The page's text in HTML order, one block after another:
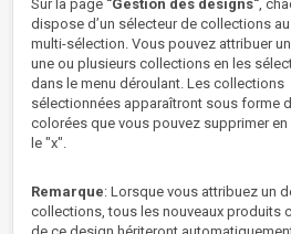
Sur la page "Gestion des designs" ,
dispose d’un sélecteur de collections
multi-sélection. Vous pouvez attribuer
une ou plusieurs collections en les
dans le menu déroulant. Les collections
sélectionnées apparaîtront sous forme
colorées que vous pouvez supprimer
le "x".
Remarque: Lorsque vous attribuez un
collections, tous les nouveaux produits